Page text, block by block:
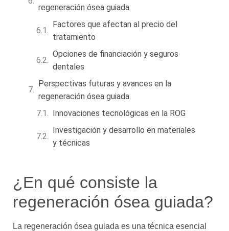
regeneración ósea guiada
Factores que afectan al precio del
tratamiento
Opciones de financiación y seguros
dentales
Perspectivas futuras y avances en la
regeneración ósea guiada
Innovaciones tecnológicas en la ROG
Investigación y desarrollo en materiales
y técnicas
¿En qué consiste la
regeneración ósea guiada?
La regeneración ósea guiada es una técnica esencial